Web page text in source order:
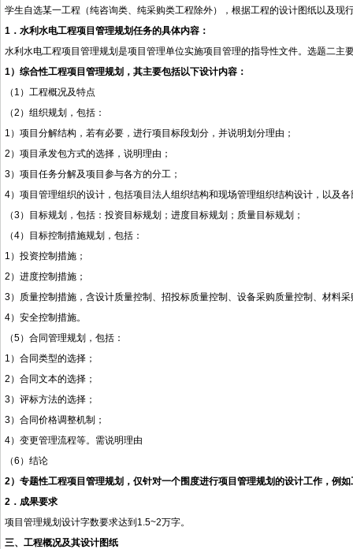
学生自选某一工程 （纯咨询类、纯采购类工程除外） ， 根据工程的设计图纸以及现
1．水利水电工程项目管理规划任务的具体内容：
水利水电工程项目管理规划是项目管理单位实施项目管理的指导性文件。选题二
1）综合性工程项目管理规划，其主要包括以下设计内容：
（ 1）工程概况及特点
（2）组织规划，包括：
1）项目分解结构，若有必要，进行项目标段划分，并说明划分理由；
2）项目承发包方式的选择，说明理由；
3）项目任务分解及项目参与各方的分工；
4）项目管理组织的设计，包括项目法人组织结构和现场管理组织结构设计，以及
（3）目标规划，包括：投资目标规划；进度目标规划；质量目标规划；
（4）目标控制措施规划，包括：
1）投资控制措施；
2）进度控制措施；
3）质量控制措施，含设计质量控制、招投标质量控制、设备采购质量控制、材料
4）安全控制措施。
（5）合同管理规划，包括：
1）合同类型的选择；
2）合同文本的选择；
3）评标方法的选择；
3）合同价格调整机制；
4）变更管理流程等。需说明理由
（6）结论
2）专题性工程项目管理规划，仅针对一个围度进行项目管理规划的设计工作，例
2．成果要求
项目管理规划设计字数要求达到 1.5~2万字。
三、工程概况及其设计图纸